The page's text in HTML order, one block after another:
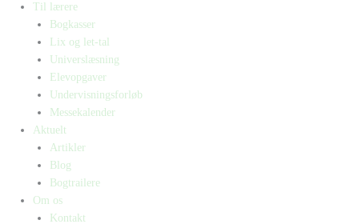
Til lærere
Bogkasser
Lix og let-tal
Universlæsning
Elevopgaver
Undervisningsforløb
Messekalender
Aktuelt
Artikler
Blog
Bogtrailere
Om os
Kontakt